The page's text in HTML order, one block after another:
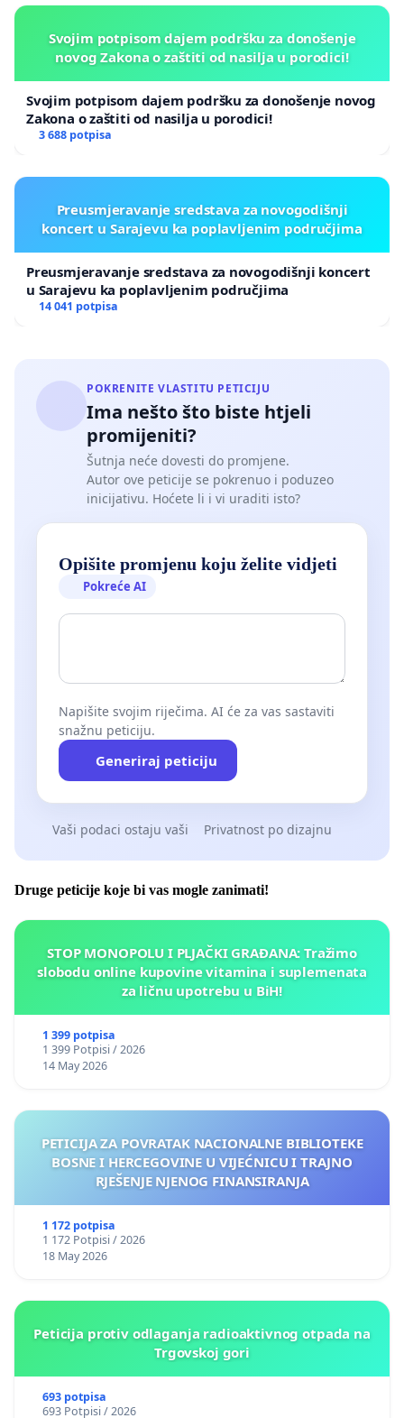
Svojim potpisom dajem podršku za donošenje
novog Zakona o zaštiti od nasilja u porodici!
Svojim potpisom dajem podršku za donošenje novog
Zakona o zaštiti od nasilja u porodici!
3 688 potpisa
Preusmjeravanje sredstava za novogodišnji
koncert u Sarajevu ka poplavljenim područjima
Preusmjeravanje sredstava za novogodišnji koncert
u Sarajevu ka poplavljenim područjima
14 041 potpisa
POKRENITE VLASTITU PETICIJU
Ima nešto što biste htjeli
promijeniti?
Šutnja neće dovesti do promjene.
Autor ove peticije se pokrenuo i poduzeo
inicijativu. Hoćete li i vi uraditi isto?
Opišite promjenu koju želite vidjeti
Pokreće AI
Napišite svojim riječima. AI će za vas sastaviti
snažnu peticiju.
Generiraj peticiju
Vaši podaci ostaju vaši Privatnost po dizajnu
Druge peticije koje bi vas mogle zanimati!
STOP MONOPOLU I PLJAČKI GRAĐANA: Tražimo
slobodu online kupovine vitamina i suplemenata
za ličnu upotrebu u BiH!
1 399 potpisa
1 399 Potpisi / 2026
14 May 2026
PETICIJA ZA POVRATAK NACIONALNE BIBLIOTEKE
BOSNE I HERCEGOVINE U VIJEĆNICU I TRAJNO
RJEŠENJE NJENOG FINANSIRANJA
1 172 potpisa
1 172 Potpisi / 2026
18 May 2026
Peticija protiv odlaganja radioaktivnog otpada na
Trgovskoj gori
693 potpisa
693 Potpisi / 2026